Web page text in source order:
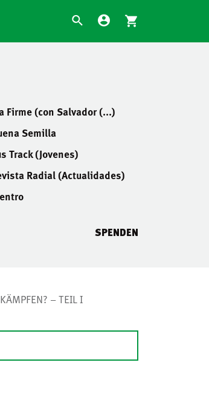
Firme (con Salvador (...)
Semilla
Track (Jovenes)
Radial (Actualidades)
SPENDEN
– TEIL I